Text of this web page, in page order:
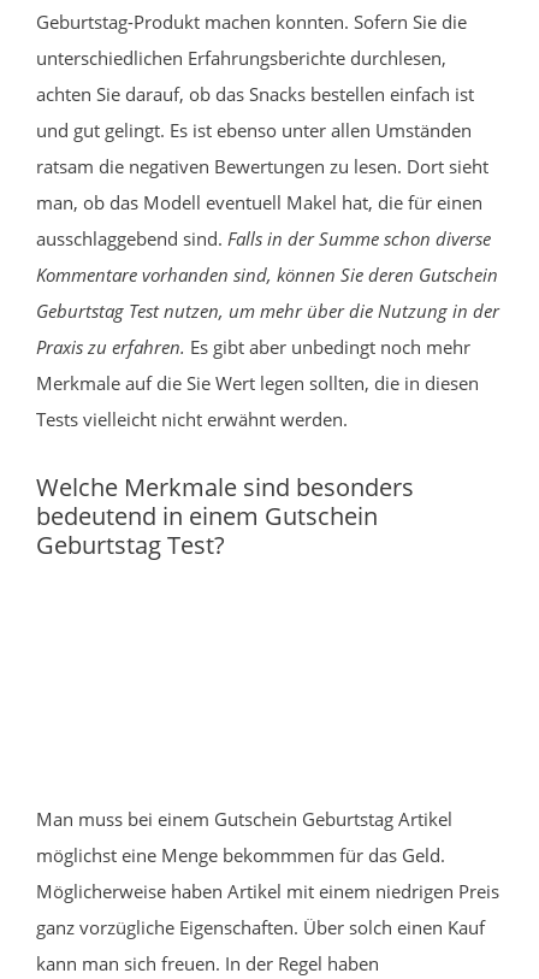
Geburtstag-Produkt machen konnten. Sofern Sie die
unterschiedlichen Erfahrungsberichte durchlesen,
achten Sie darauf, ob das Snacks bestellen einfach ist
und gut gelingt. Es ist ebenso unter allen Umständen
ratsam die negativen Bewertungen zu lesen. Dort sieht
man, ob das Modell eventuell Makel hat, die für einen
ausschlaggebend sind. Falls in der Summe schon diverse
Kommentare vorhanden sind, können Sie deren Gutschein
Geburtstag Test nutzen, um mehr über die Nutzung in der
Praxis zu erfahren. Es gibt aber unbedingt noch mehr
Merkmale auf die Sie Wert legen sollten, die in diesen
Tests vielleicht nicht erwähnt werden.
Welche Merkmale sind besonders
bedeutend in einem Gutschein
Geburtstag Test?
Man muss bei einem Gutschein Geburtstag Artikel
möglichst eine Menge bekommmen für das Geld.
Möglicherweise haben Artikel mit einem niedrigen Preis
ganz vorzügliche Eigenschaften. Über solch einen Kauf
kann man sich freuen. In der Regel haben